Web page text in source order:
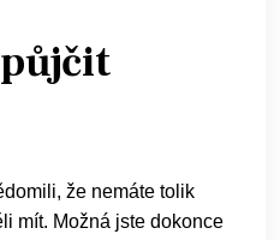
že nemáte tolik
mít. Možná jste dokonce